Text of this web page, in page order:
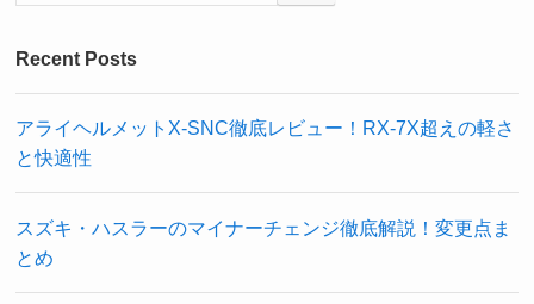
Recent Posts
アライヘルメットX-SNC徹底レビュー！RX-7X超えの軽さ
と快適性
スズキ・ハスラーのマイナーチェンジ徹底解説！変更点ま
とめ